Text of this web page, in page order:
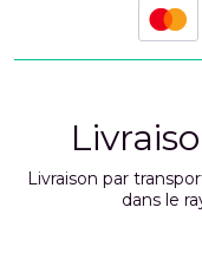
Livraison par
dans le